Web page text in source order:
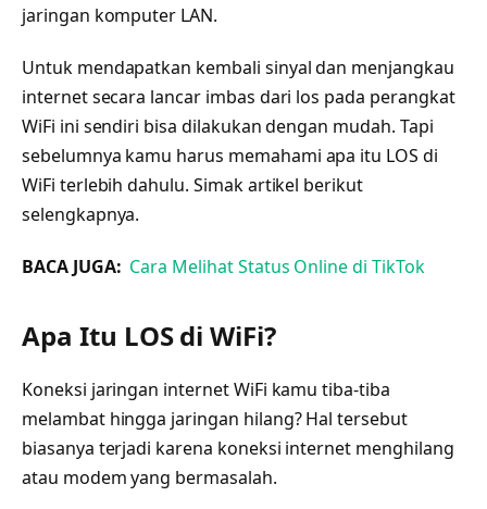
jaringan komputer LAN.
Untuk mendapatkan kembali sinyal dan menjangkau
internet secara lancar imbas dari los pada perangkat
WiFi ini sendiri bisa dilakukan dengan mudah. Tapi
sebelumnya kamu harus memahami apa itu LOS di
WiFi terlebih dahulu. Simak artikel berikut
selengkapnya.
BACA JUGA: Cara Melihat Status Online di TikTok
Apa Itu LOS di WiFi?
Koneksi jaringan internet WiFi kamu tiba-tiba
melambat hingga jaringan hilang? Hal tersebut
biasanya terjadi karena koneksi internet menghilang
atau modem yang bermasalah.